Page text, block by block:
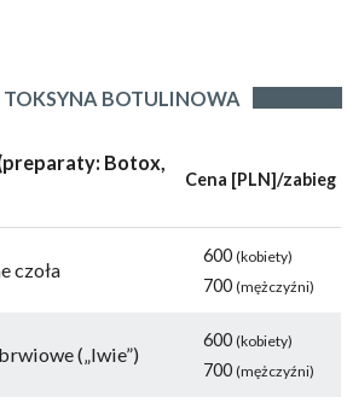
BOTULINOWA
Botox,
Cena [PLN]/zabieg
czoła
600(kobiety)
700(mężczyźni)
(„lwie”)
600(kobiety)
700(mężczyźni)